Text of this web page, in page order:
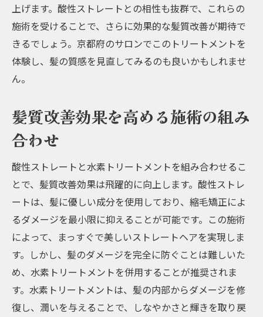
上げます。酸性ストレートとの相性も抜群で、これらの
施術を受けることで、さらに効果的な髪質改善が期待で
きるでしょう。京都府のサロンでこのトリートメントを
体験し、髪の質感を見直してみるのも良いかもしれませ
ん。
髪質改善効果を高める施術の組み
合わせ
酸性ストレートと水素トリートメントを組み合わせるこ
とで、髪質改善効果は飛躍的に向上します。酸性ストレ
ートは、髪に優しい成分を使用しており、縮毛矯正によ
るダメージを最小限に抑えることが可能です。この施術
によって、まっすぐで美しいストレートヘアを実現しま
す。しかし、髪のダメージを完全に防ぐことは難しいた
め、水素トリートメントを併用することが推奨されま
す。水素トリートメントは、髪の内部からダメージを修
復し、潤いを与えることで、しなやかさと輝きを取り戻